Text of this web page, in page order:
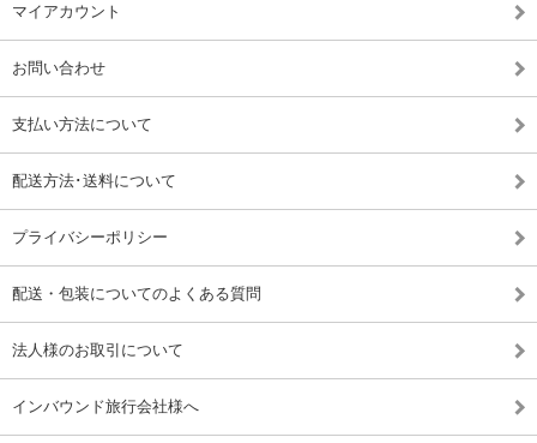
マイアカウント
お問い合わせ
支払い方法について
配送方法･送料について
プライバシーポリシー
配送・包装についてのよくある質問
法人様のお取引について
インバウンド旅行会社様へ